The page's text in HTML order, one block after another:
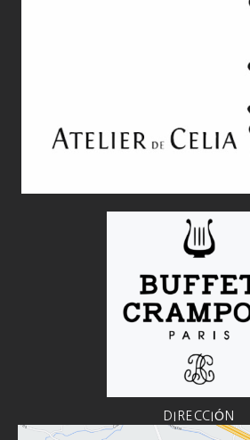
DIRECCIÓN